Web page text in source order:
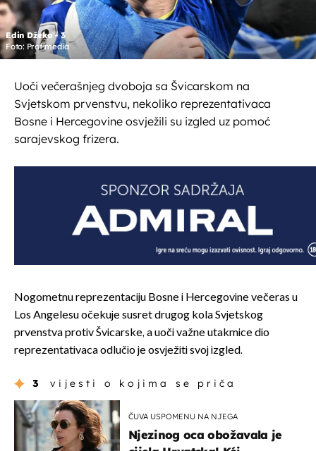
Edin Džeko - 3
Foto: Profimedia
Uoči večerašnjeg dvoboja sa Švicarskom na
Svjetskom prvenstvu, nekoliko reprezentativaca
Bosne i Hercegovine osvježili su izgled uz pomoć
sarajevskog frizera.
Nogometnu reprezentaciju Bosne i Hercegovine večeras u
Los Angelesu očekuje susret drugog kola Svjetskog
prvenstva protiv Švicarske, a uoči važne utakmice dio
reprezentativaca odlučio je osvježiti svoj izgled.
3 vijesti o kojima se priča
ČUVA USPOMENU NA NJEGA
Njezinog oca obožavala je